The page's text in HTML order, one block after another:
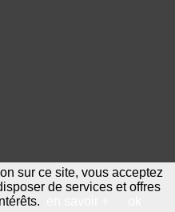
sur ce site, vous acceptez
de services et offres